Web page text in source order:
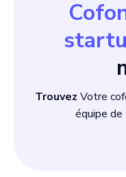
Trouvez Votre
équipe